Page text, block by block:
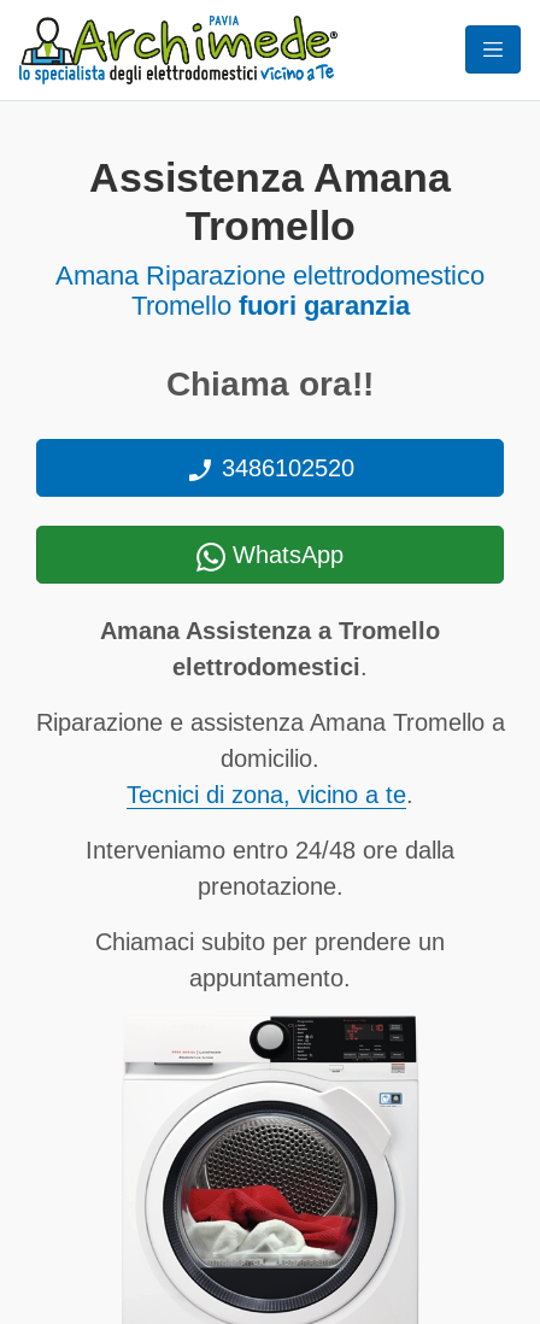
Assistenza Amana
Tromello
Amana Riparazione elettrodomestico
Tromello fuori garanzia
Chiama ora!!
3486102520
WhatsApp
Amana Assistenza a Tromello
elettrodomestici.
Riparazione e assistenza Amana Tromello a
domicilio.
Tecnici di zona, vicino a te.
Interveniamo entro 24/48 ore dalla
prenotazione.
Chiamaci subito per prendere un
appuntamento.